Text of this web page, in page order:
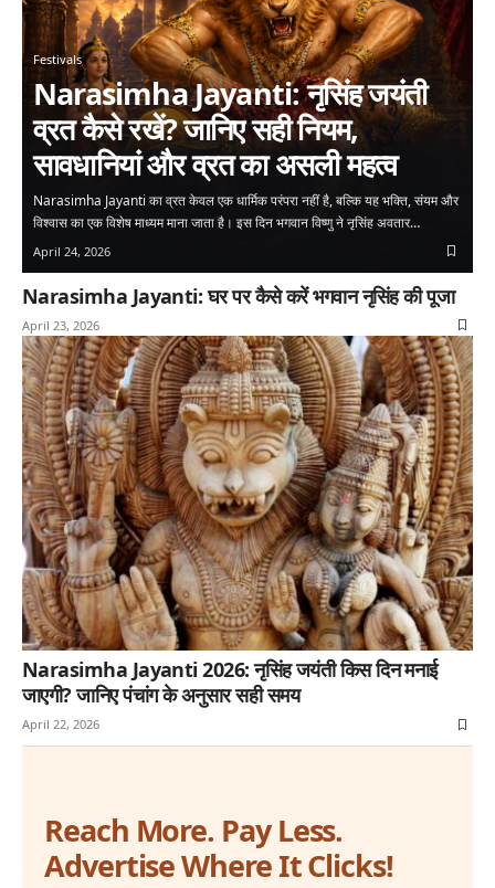
Festivals
Narasimha Jayanti: नृसिंह जयंती
व्रत कैसे रखें? जानिए सही नियम,
सावधानियां और व्रत का असली महत्व
Narasimha Jayanti का व्रत केवल एक धार्मिक परंपरा नहीं है, बल्कि यह भक्ति, संयम और
विश्वास का एक विशेष माध्यम माना जाता है। इस दिन भगवान विष्णु ने नृसिंह अवतार…
April 24, 2026
Narasimha Jayanti: घर पर कैसे करें भगवान नृसिंह की पूजा
April 23, 2026
Narasimha Jayanti 2026: नृसिंह जयंती किस दिन मनाई
जाएगी? जानिए पंचांग के अनुसार सही समय
April 22, 2026
Reach More. Pay Less.
Advertise Where It Clicks!